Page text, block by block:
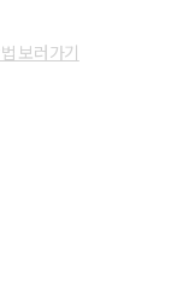
보러가기